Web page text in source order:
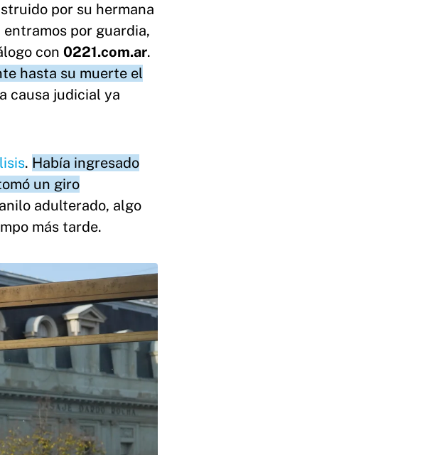
por su hermana
por guardia,
con 0221.com.ar.
hasta su muerte el
causa judicial ya
. Había ingresado
un giro
adulterado, algo
más tarde.